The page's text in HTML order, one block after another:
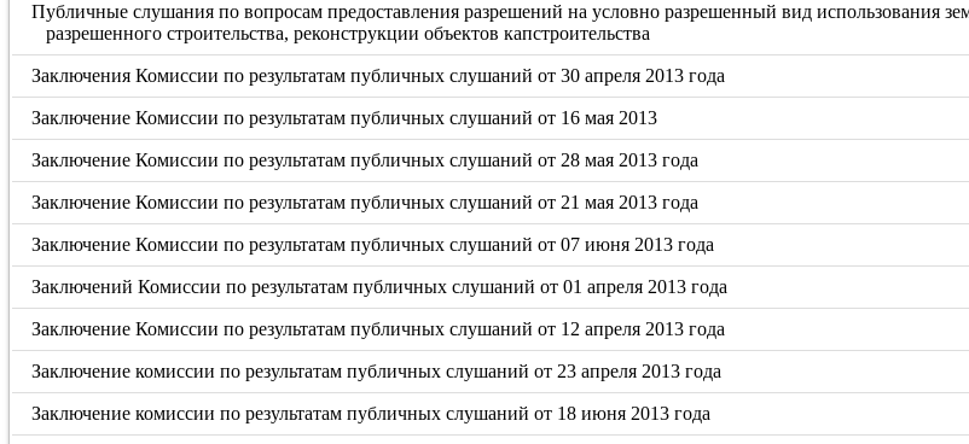
Публичные слушания по вопросам предоставления разрешений на условно разрешенный вид использования
разрешенного строительства, реконструкции объектов капстроительства
Заключения Комиссии по результатам публичных слушаний от 30 апреля 2013 года
Заключение Комиссии по результатам публичных слушаний от 16 мая 2013
Заключение Комиссии по результатам публичных слушаний от 28 мая 2013 года
Заключение Комиссии по результатам публичных слушаний от 21 мая 2013 года
Заключение Комиссии по результатам публичных слушаний от 07 июня 2013 года
Заключений Комиссии по результатам публичных слушаний от 01 апреля 2013 года
Заключение Комиссии по результатам публичных слушаний от 12 апреля 2013 года
Заключение комиссии по результатам публичных слушаний от 23 апреля 2013 года
Заключение комиссии по результатам публичных слушаний от 18 июня 2013 года